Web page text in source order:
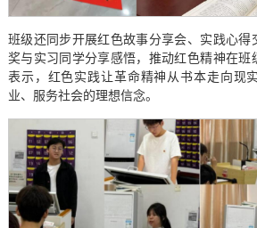
班级还同步开展红色故事分享会、实践心得
奖与实习同学分享感悟，推动红色精神在班
表示，红色实践让革命精神从书本走向现
业、服务社会的理想信念。